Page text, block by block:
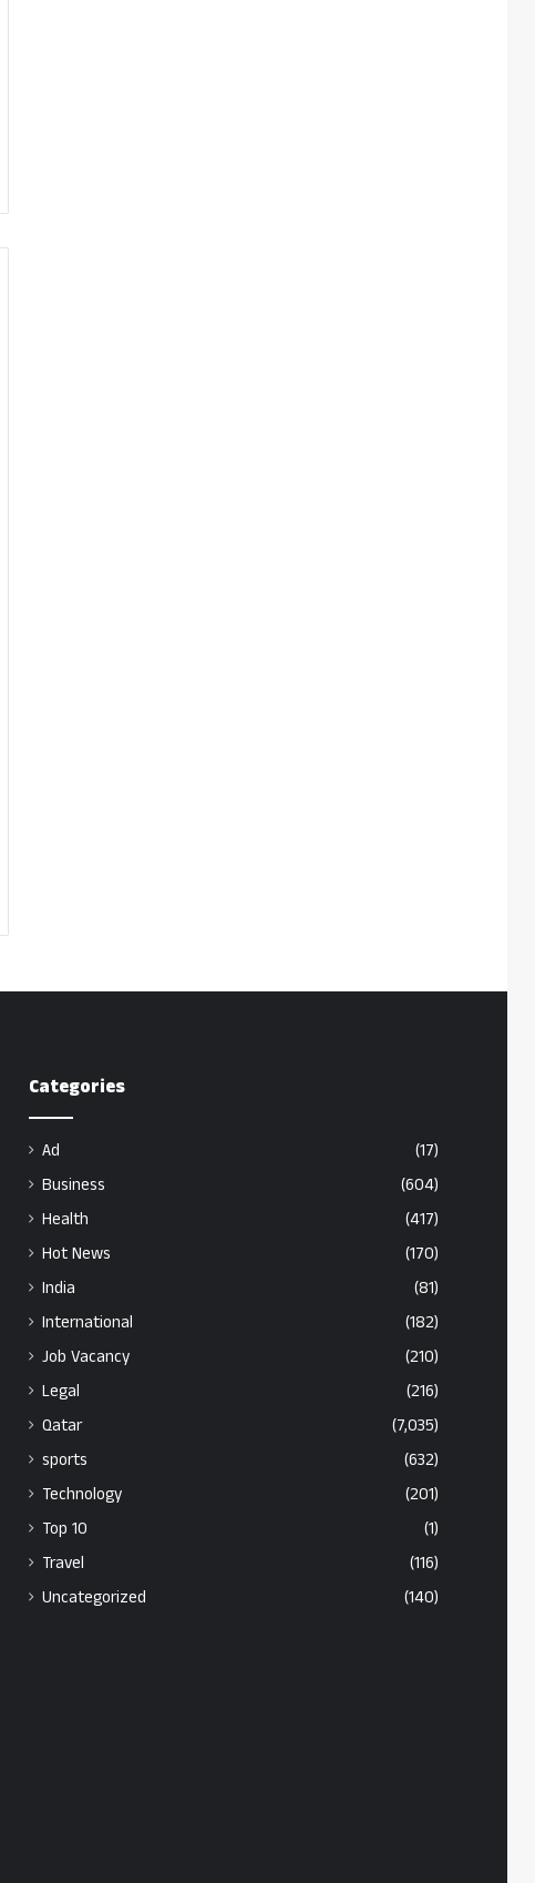
Categories
Ad
(17)
Business
(604)
Health
(417)
Hot News
(170)
India
(81)
International
(182)
Job Vacancy
(210)
Legal
(216)
Qatar
(7,035)
sports
(632)
Technology
(201)
Top 10
(1)
Travel
(116)
Uncategorized
(140)